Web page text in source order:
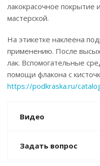
лакокрасочное покрытие
мастерской.
На этикетке наклеена
применению. После
лак. Вспомогательные
помощи флакона с
https://podkraska.ru/
Видео
Задать вопрос